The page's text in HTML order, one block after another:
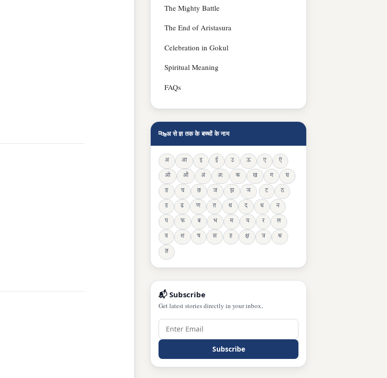
The Mighty Battle
The End of Aristasura
Celebration in Gokul
Spiritual Meaning
FAQs
🔤अ से ज्ञ तक के बच्चों के नाम
अ आ इ ई उ ऊ ए
ऐ
ओ
औ अं अः क ख ग
घ
ङ
च छ ज झ ञ ट
ठ
ड
ढ ण त थ द ध
न
प
फ ब भ म य र
ल
व
श ष स ह क्ष त्र
श्र
ज्ञ
📬 Subscribe
Get latest stories directly in your inbox.
Subscribe